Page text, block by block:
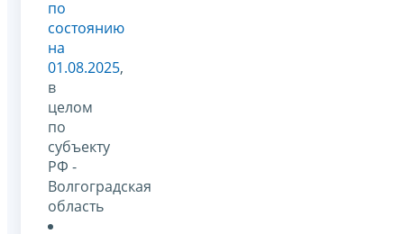
по
состоянию
на
01.08.2025,
в
целом
по
субъекту
РФ -
Волгоградская
область